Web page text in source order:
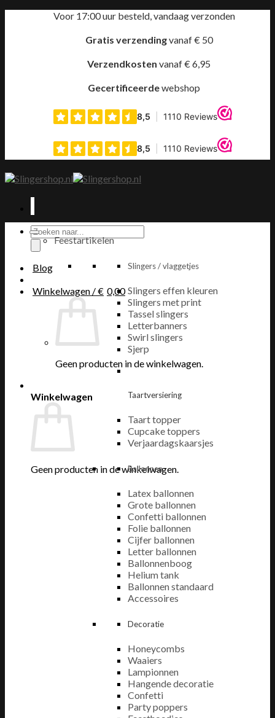
Voor 17:00 uur besteld, vandaag verzonden
Gratis verzendingvanaf € 50
Verzendkosten vanaf € 6,95
Gecertificeerdewebshop
Producten
zoeken
Blog
Winkelwagen /€ 0,00
Geen producten in de winkelwagen.
Winkelwagen
Geen producten in de winkelwagen.
Feestartikelen
Slingers / vlaggetjes
Slingers effen kleuren
Slingers met print
Tassel slingers
Letterbanners
Swirl slingers
Sjerp
Taartversiering
Taart topper
Cupcake toppers
Verjaardagskaarsjes
Ballonnen
Latex ballonnen
Grote ballonnen
Confetti ballonnen
Folie ballonnen
Cijfer ballonnen
Letter ballonnen
Ballonnenboog
Helium tank
Ballonnen standaard
Accessoires
Decoratie
Honeycombs
Waaiers
Lampionnen
Hangende decoratie
Confetti
Party poppers